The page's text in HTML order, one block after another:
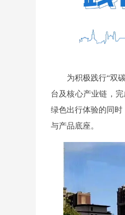
为积极践行“双
台及核心产业链，
绿色出行体验的同
与产品底座。